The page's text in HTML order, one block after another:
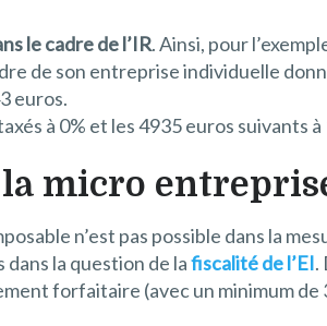
le cadre de l’IR. Ainsi, pour
de son entreprise individuelle
euros.
à 0% et les 4935 euros suivants à
la micro
n’est pas possible dans la
la question de lafiscalité de l’EI.
forfaitaire (avec un minimum de